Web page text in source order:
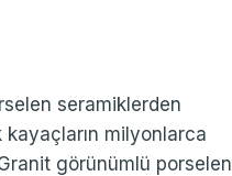
seramiklerden
kayaçların milyonlarca
görünümlü porselen